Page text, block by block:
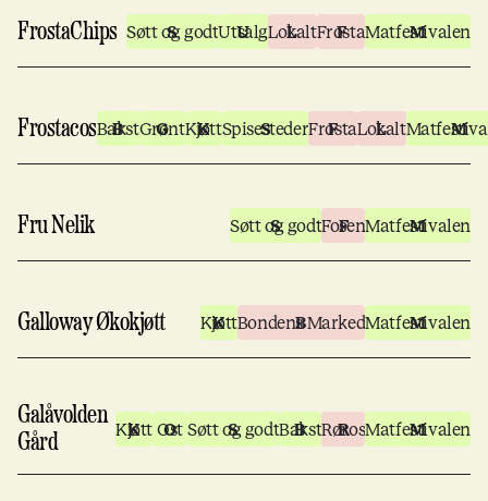
FrostaChips Søtt og godtUtsalgLokaltFrostaMatfestivalen
FrostacosBakstGrøntKjøttSpisestederFrostaLokalt
Fru Nelik Søtt og godtFosenMatfestivalen
Galloway Økokjøtt KjøttBondens MarkedMatfestivalen
Galåvolden
Gård
KjøttOstSøtt og godtBakstRørosMatfestivalen